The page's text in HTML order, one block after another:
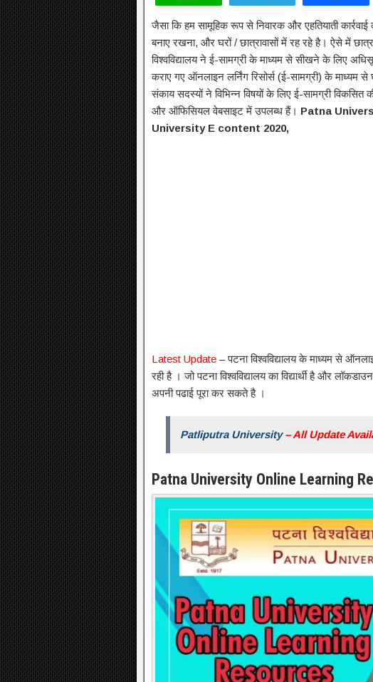
h
at
s
A
p
p
el
e
gr
a
m
a
c
e
b
o
जैसा कि हम सामूहिक रूप से निवारक और एहतियाती
बनाए रखना, और घरों / छात्रावासों में रह रहे है। ऐसे में
विश्वविद्यालय ने ई-सामग्री के माध्यम से सीखने के लिए
कराए गए ऑनलाइन लर्निंग रिसोर्स (ई-सामग्री) के माध्यम
संकाय सदस्यों ने विभिन्न विषयों के लिए ई-सामग्री
और ऑफिसियल वेबसाइट में उपलब्ध हैं। Patna
University E content 2020,
Latest Update – पटना विश्वविद्यालय के माध्यम से
रही है । जो पटना विश्वविद्यालय का विद्यार्थी है और
अपनी पढाई पूरा कर सकते है ।
Patliputra University– All Update
Patna University Online Learning